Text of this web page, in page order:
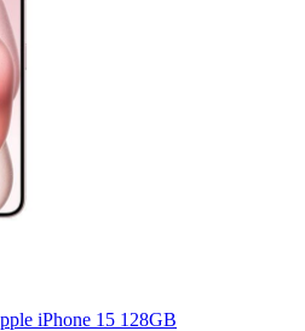
iPhone 15 128GB